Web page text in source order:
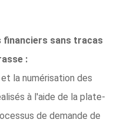
financiers sans tracas
:
la numérisation des
à l'aide de la plate-
de demande de